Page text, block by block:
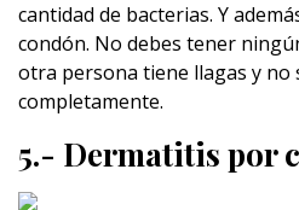
cantidad de bacterias. Y
condón. No debes tener
otra persona tiene llagas y no
completamente.
5.- Dermatitis por